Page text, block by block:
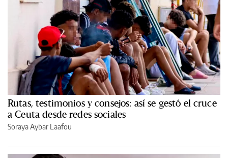
Rutas, testimonios y consejos: así se gestó el cruce
a Ceuta desde redes sociales
Soraya Aybar Laafou